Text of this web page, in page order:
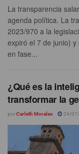
La transparencia
agenda política. La
2023/970 a la
expiró el 7 de junio)
en fase...
¿Qué es la
transformar la
porCarleth Morales 24/